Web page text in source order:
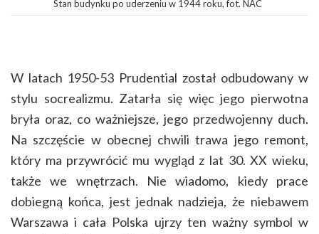
Stan budynku po uderzeniu w 1944 roku, fot. NAC
W latach 1950-53 Prudential został odbudowany w
stylu socrealizmu. Zatarła się więc jego pierwotna
bryła oraz, co ważniejsze, jego przedwojenny duch.
Na szczęście w obecnej chwili trawa jego remont,
który ma przywrócić mu wygląd z lat 30. XX wieku,
także we wnętrzach. Nie wiadomo, kiedy prace
dobiegną końca, jest jednak nadzieja, że niebawem
Warszawa i cała Polska ujrzy ten ważny symbol w